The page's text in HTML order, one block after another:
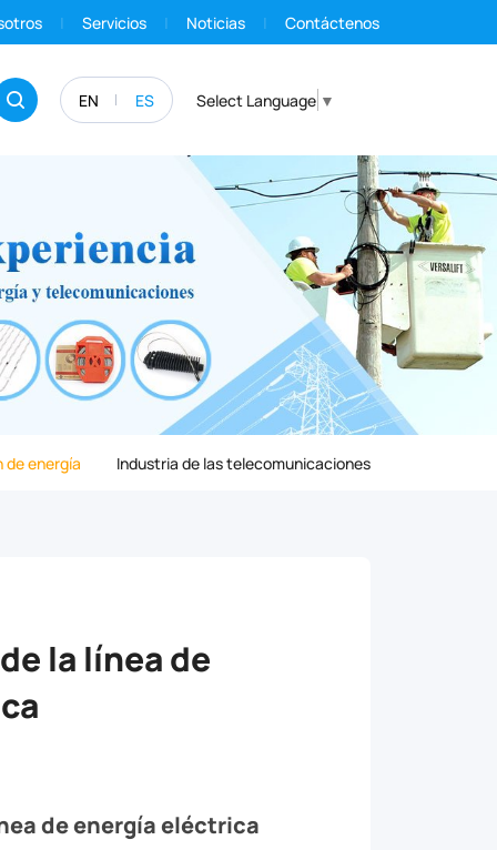
Servicios Noticias Contáctenos
EN ES Select Language ▼
de energía Industria de las telecomunicaciones
la línea de
de energía eléctrica